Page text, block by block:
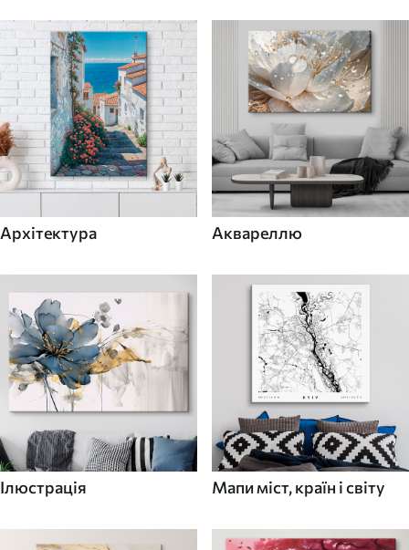
Архітектура Аквареллю
Ілюстрація Мапи міст, країн і світу